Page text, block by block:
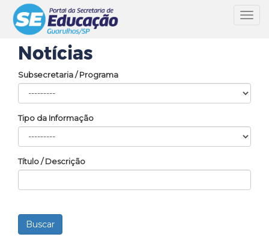
Notícias
Subsecretaria / Programa
Tipo da Informação
Título / Descrição